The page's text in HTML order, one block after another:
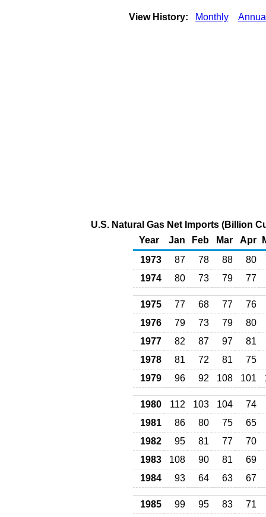
View History: Monthly
U.S. Natural Gas Net Imports (Billion
Year
Jan Feb Mar Apr
1973
87 78 88
80
1974
80 73 79 77
1975 77 68 77
76
1976
79 73 79
80
1977
82 87 97
81
1978
81 72 81
75
1979
96 92 108 101
1980 112 103 104
74
1981
86 80 75
65
1982
95 81 77
70
1983
108 90 81
69
1984
93 64 63 67
1985 99 95 83
71